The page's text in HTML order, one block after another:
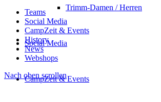
Trimm-Damen / Herren
Social Media
CampZeit & Events
Teams
Social Media
CampZeit & Events
History
News
Webshops
Nach oben scrollen